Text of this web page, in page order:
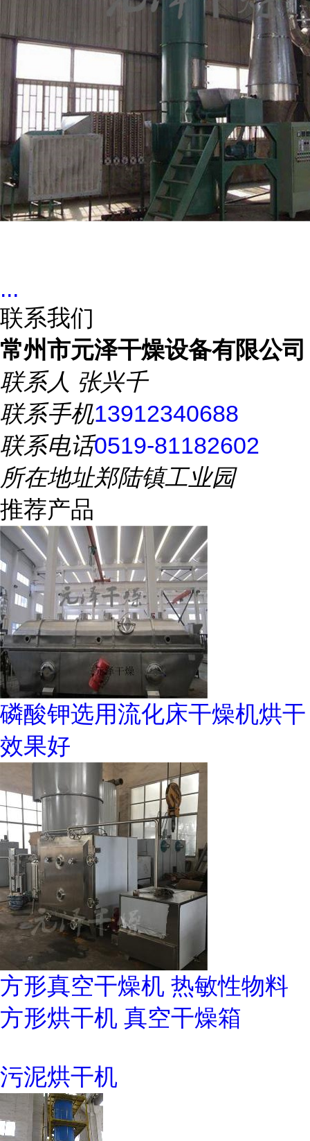
...
联系我们
常州市元泽干燥设备有限公司
联系人 张兴千
联系手机13912340688
联系电话0519-81182602
所在地址郑陆镇工业园
推荐产品
磷酸钾选用流化床干燥机烘干
效果好
方形真空干燥机 热敏性物料
方形烘干机 真空干燥箱
污泥烘干机